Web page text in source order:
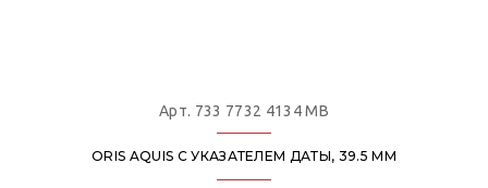
Арт. 733 7732 4134 MB
ORIS AQUIS С УКАЗАТЕЛЕМ ДАТЫ, 39.5 ММ